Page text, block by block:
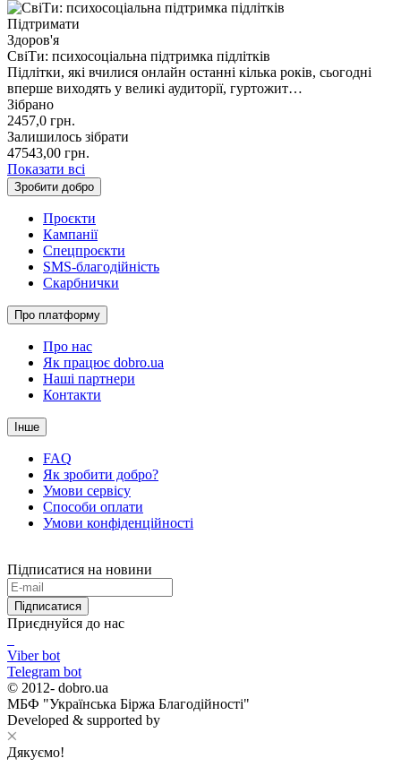
Підтримати
Здоров'я
СвіТи: психосоціальна підтримка підлітків
Підлітки, які вчилися онлайн останні кілька років, сьогодні
вперше виходять у великі аудиторії, гуртожит…
Зібрано
2457,0 грн.
Залишилось зібрати
47543,00 грн.
Показати всі
Зробити добро
Проєкти
Кампанії
Спецпроєкти
SMS-благодійність
Скарбнички
Про платформу
Про нас
Як працює dobro.ua
Наші партнери
Контакти
Інше
FAQ
Як зробити добро?
Умови сервісу
Способи оплати
Умови конфіденційності
Підписатися на новини
Підписатися
Приєднуйся до нас
Viber bot
Telegram bot
© 2012- dobro.ua
МБФ "Українська Біржа Благодійності"
Developed & supported by
Дякуємо!